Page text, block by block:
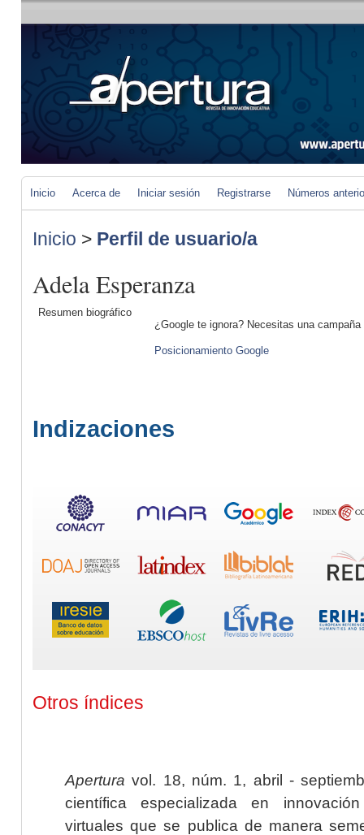
Inicio Acerca de Iniciar sesión Registrarse Números
Inicio > Perfil de usuario/a
Adela Esperanza
Resumen biográfico
¿Google te ignora? Necesitas una
Posicionamiento Google
Indizaciones
Otros índices
Apertura vol. 18, núm. 1, abril -
científica especializada en
virtuales que se publica de manera